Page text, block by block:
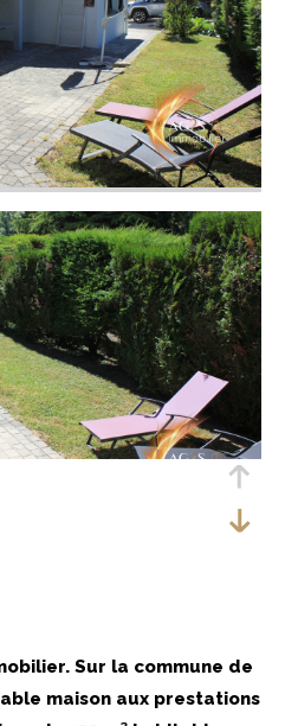
Sur la commune de
maison aux prestations